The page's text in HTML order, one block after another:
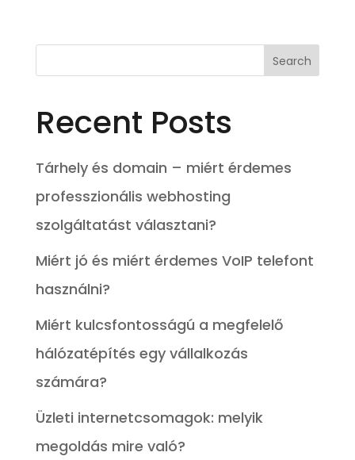
Recent Posts
Tárhely és domain – miért érdemes
professzionális webhosting
szolgáltatást választani?
Miért jó és miért érdemes VoIP telefont
használni?
Miért kulcsfontosságú a megfelelő
hálózatépítés egy vállalkozás
számára?
Üzleti internetcsomagok: melyik
megoldás mire való?